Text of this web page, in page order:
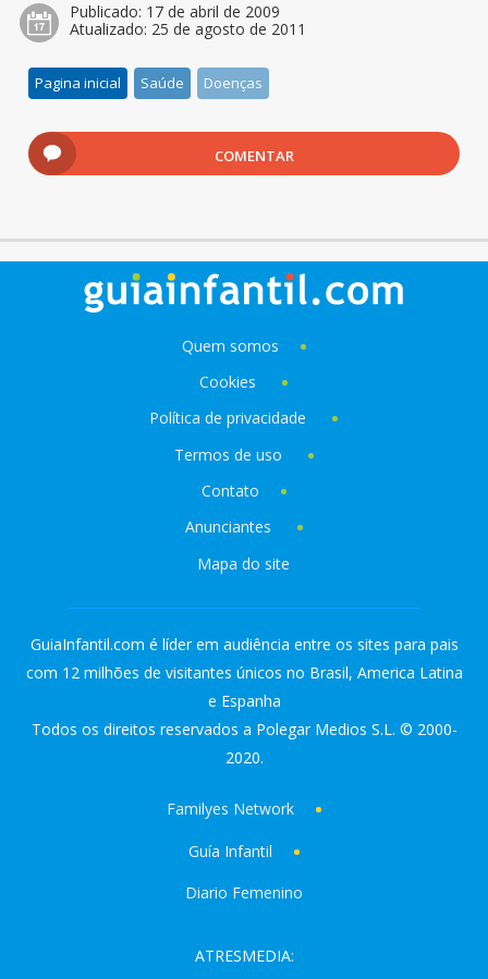
Publicado: 17 de abril de 2009
Atualizado: 25 de agosto de 2011
Pagina inicial Saúde Doenças
COMENTAR
Quem somos
Cookies
Política de privacidade
Termos de uso
Contato
Anunciantes
Mapa do site
GuiaInfantil.com é líder em audiência entre os sites para pais
com 12 milhões de visitantes únicos no Brasil, America Latina
e Espanha
Todos os direitos reservados a Polegar Medios S.L. © 2000-
2020.
Familyes Network
Guía Infantil
Diario Femenino
ATRESMEDIA: